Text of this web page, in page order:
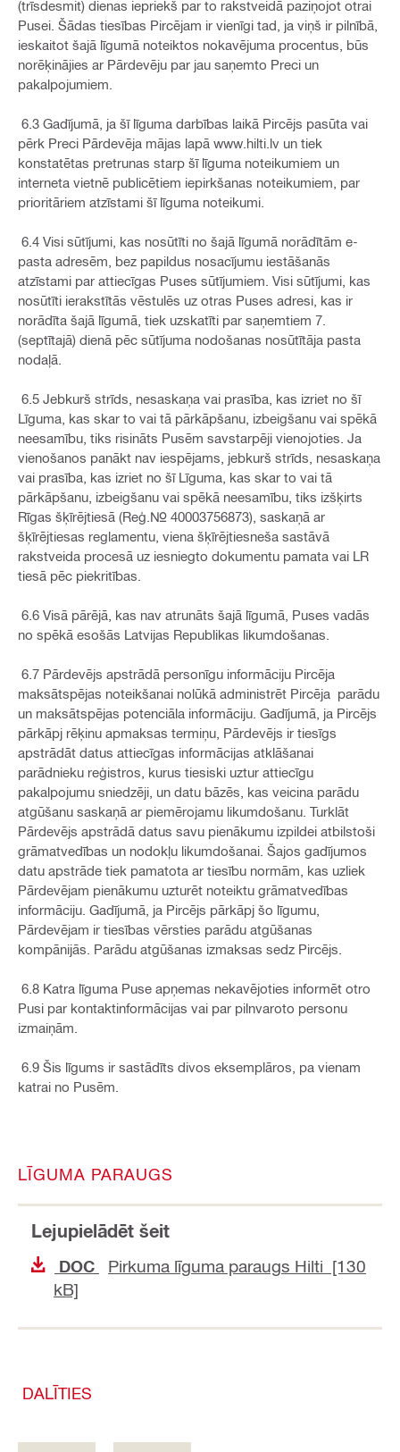
(trīsdesmit) dienas iepriekš par to rakstveidā paziņojot otrai
Pusei. Šādas tiesības Pircējam ir vienīgi tad, ja viņš ir pilnībā,
ieskaitot šajā līgumā noteiktos nokavējuma procentus, būs
norēķinājies ar Pārdevēju par jau saņemto Preci un
pakalpojumiem.
6.3 Gadījumā, ja šī līguma darbības laikā Pircējs pasūta vai
pērk Preci Pārdevēja mājas lapā www.hilti.lv un tiek
konstatētas pretrunas starp šī līguma noteikumiem un
interneta vietnē publicētiem iepirkšanas noteikumiem, par
prioritāriem atzīstami šī līguma noteikumi.
6.4 Visi sūtījumi, kas nosūtīti no šajā līgumā norādītām e-
pasta adresēm, bez papildus nosacījumu iestāšanās
atzīstami par attiecīgas Puses sūtījumiem. Visi sūtījumi, kas
nosūtīti ierakstītās vēstulēs uz otras Puses adresi, kas ir
norādīta šajā līgumā, tiek uzskatīti par saņemtiem 7.
(septītajā) dienā pēc sūtījuma nodošanas nosūtītāja pasta
nodaļā.
6.5 Jebkurš strīds, nesaskaņa vai prasība, kas izriet no šī
Līguma, kas skar to vai tā pārkāpšanu, izbeigšanu vai spēkā
neesamību, tiks risināts Pusēm savstarpēji vienojoties. Ja
vienošanos panākt nav iespējams, jebkurš strīds, nesaskaņa
vai prasība, kas izriet no šī Līguma, kas skar to vai tā
pārkāpšanu, izbeigšanu vai spēkā neesamību, tiks izšķirts
Rīgas šķīrējtiesā (Reģ.№ 40003756873), saskaņā ar
šķīrējtiesas reglamentu, viena šķīrējtiesneša sastāvā
rakstveida procesā uz iesniegto dokumentu pamata vai LR
tiesā pēc piekritības.
6.6 Visā pārējā, kas nav atrunāts šajā līgumā, Puses vadās
no spēkā esošās Latvijas Republikas likumdošanas.
6.7 Pārdevējs apstrādā personīgu informāciju Pircēja
maksātspējas noteikšanai nolūkā administrēt Pircēja parādu
un maksātspējas potenciāla informāciju. Gadījumā, ja Pircējs
pārkāpj rēķinu apmaksas termiņu, Pārdevējs ir tiesīgs
apstrādāt datus attiecīgas informācijas atklāšanai
parādnieku reģistros, kurus tiesiski uztur attiecīgu
pakalpojumu sniedzēji, un datu bāzēs, kas veicina parādu
atgūšanu saskaņā ar piemērojamu likumdošanu. Turklāt
Pārdevējs apstrādā datus savu pienākumu izpildei atbilstoši
grāmatvedības un nodokļu likumdošanai. Šajos gadījumos
datu apstrāde tiek pamatota ar tiesību normām, kas uzliek
Pārdevējam pienākumu uzturēt noteiktu grāmatvedības
informāciju. Gadījumā, ja Pircējs pārkāpj šo līgumu,
Pārdevējam ir tiesības vērsties parādu atgūšanas
kompānijās. Parādu atgūšanas izmaksas sedz Pircējs.
6.8 Katra līguma Puse apņemas nekavējoties informēt otro
Pusi par kontaktinformācijas vai par pilnvaroto personu
izmaiņām.
6.9 Šis līgums ir sastādīts divos eksemplāros, pa vienam
katrai no Pusēm.
LĪGUMA PARAUGS
Lejupielādēt šeit
DOC
Pirkuma līguma paraugs Hilti [130
kB]
DALĪTIES